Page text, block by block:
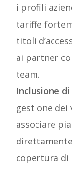
i profili
tariffe
titoli
ai partner
team.
Inclusione
gestione dei
associare
copertura di